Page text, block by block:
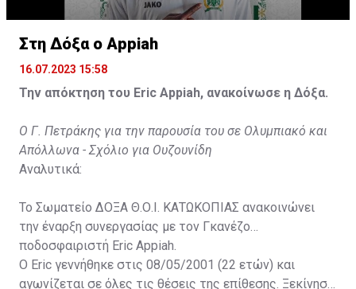
Στη Δόξα ο Appiah
16.07.2023 15:58
Την απόκτηση του Eric Appiah, ανακοίνωσε η Δόξα.
Ο Γ. Πετράκης για την παρουσία του σε Ολυμπιακό και
Απόλλωνα - Σχόλιο για Ουζουνίδη
Αναλυτικά:
Το Σωματείο ΔΟΞΑ Θ.Ο.Ι. ΚΑΤΩΚΟΠΙΑΣ ανακοινώνει
την έναρξη συνεργασίας με τον Γκανέζο
ποδοσφαιριστή Eric Appiah.
Ο Eric γεννήθηκε στις 08/05/2001 (22 ετών) και
αγωνίζεται σε όλες τις θέσεις της επίθεσης. Ξεκίνησε